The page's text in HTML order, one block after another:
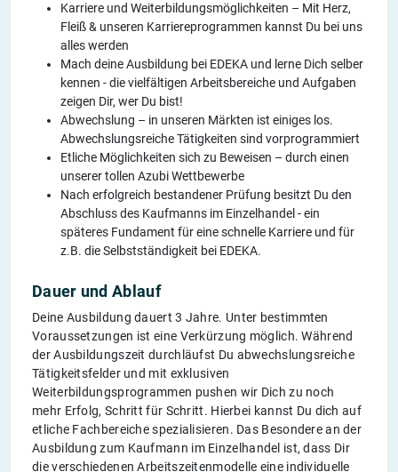
Karriere und Weiterbildungsmöglichkeiten – Mit Herz,
Fleiß & unseren Karriereprogrammen kannst Du bei uns
alles werden
Mach deine Ausbildung bei EDEKA und lerne Dich selber
kennen - die vielfältigen Arbeitsbereiche und Aufgaben
zeigen Dir, wer Du bist!
Abwechslung – in unseren Märkten ist einiges los.
Abwechslungsreiche Tätigkeiten sind vorprogrammiert
Etliche Möglichkeiten sich zu Beweisen – durch einen
unserer tollen Azubi Wettbewerbe
Nach erfolgreich bestandener Prüfung besitzt Du den
Abschluss des Kaufmanns im Einzelhandel - ein
späteres Fundament für eine schnelle Karriere und für
z.B. die Selbstständigkeit bei EDEKA.
Dauer und Ablauf
Deine Ausbildung dauert 3 Jahre. Unter bestimmten
Voraussetzungen ist eine Verkürzung möglich. Während
der Ausbildungszeit durchläufst Du abwechslungsreiche
Tätigkeitsfelder und mit exklusiven
Weiterbildungsprogrammen pushen wir Dich zu noch
mehr Erfolg, Schritt für Schritt. Hierbei kannst Du dich auf
etliche Fachbereiche spezialisieren. Das Besondere an der
Ausbildung zum Kaufmann im Einzelhandel ist, dass Dir
die verschiedenen Arbeitszeitenmodelle eine individuelle